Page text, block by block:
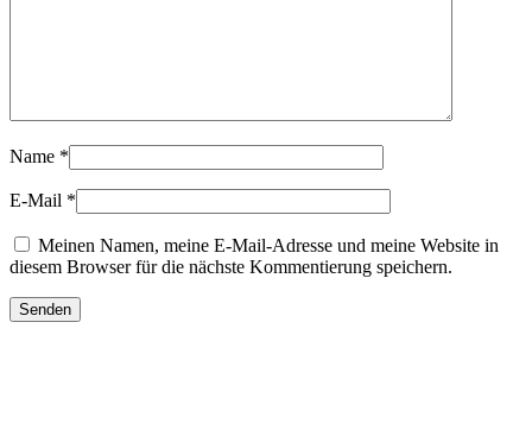
Name *
E-Mail *
Meinen Namen, meine E-Mail-Adresse und meine Website in
diesem Browser für die nächste Kommentierung speichern.